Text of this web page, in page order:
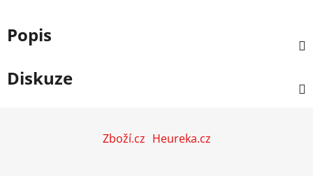
Popis
Diskuze
Zboží.cz Heureka.cz